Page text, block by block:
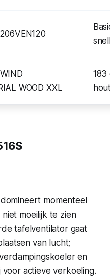
WOOD XXL
183
momenteel
moeilijk te zien
tafelventilator gaat
van lucht;
en
actieve verkoeling.